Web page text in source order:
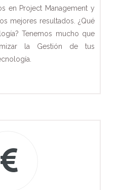
en Project Management y
mejores resultados. ¿Qué
Tenemos mucho que
la Gestión de tus